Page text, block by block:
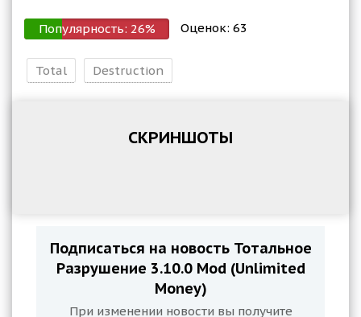
Популярность: 26% Оценок: 63
Total Destruction
СКРИНШОТЫ
Подписаться на новость Тотальное
Разрушение 3.10.0 Mod (Unlimited
Money)
При изменении новости вы получите